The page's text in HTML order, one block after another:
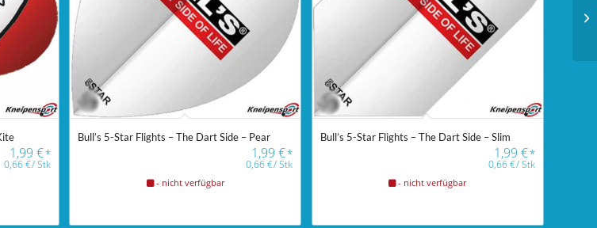
1,99 €*
0,66€/Stk
Bull’s 5-Star Flights – The Dart Side – Pear
1,99€*
0,66€/Stk
- nicht verfügbar
Bull’s 5-Star Flights – The Dart Side – Slim
1,99 €*
0,66€/Stk
- nicht verfügbar